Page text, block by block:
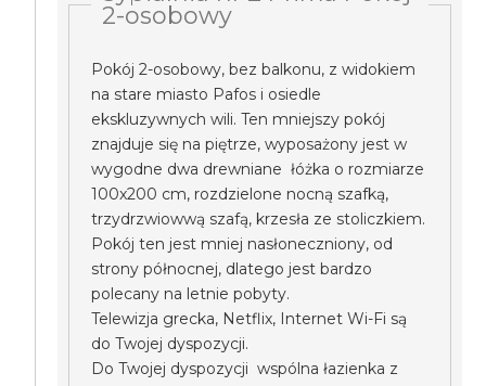
2-osobowy
Pokój 2-osobowy, bez balkonu, z widokiem
na stare miasto Pafos i osiedle
ekskluzywnych wili. Ten mniejszy pokój
znajduje się na piętrze, wyposażony jest w
wygodne dwa drewniane łóżka o rozmiarze
100x200 cm, rozdzielone nocną szafką,
trzydrzwiowwą szafą, krzesła ze stoliczkiem.
Pokój ten jest mniej nasłoneczniony, od
strony północnej, dlatego jest bardzo
polecany na letnie pobyty.
Telewizja grecka, Netflix, Internet Wi-Fi są
do Twojej dyspozycji.
Do Twojej dyspozycji wspólna łazienka z